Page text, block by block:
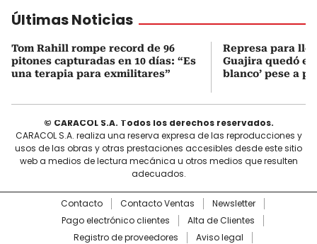
Últimas Noticias
Tom Rahill rompe record de 96
pitones capturadas en 10 días: “Es
una terapia para exmilitares”
Represa para
Guajira quedó en
blanco’ pese a
© CARACOL S.A. Todos los derechos reservados.
CARACOL S.A. realiza una reserva expresa de las reproducciones y
usos de las obras y otras prestaciones accesibles desde este sitio
web a medios de lectura mecánica u otros medios que resulten
adecuados.
Contacto Contacto Ventas
Newsletter
Pago electrónico clientes
Alta de Clientes
Registro de proveedores
Aviso legal